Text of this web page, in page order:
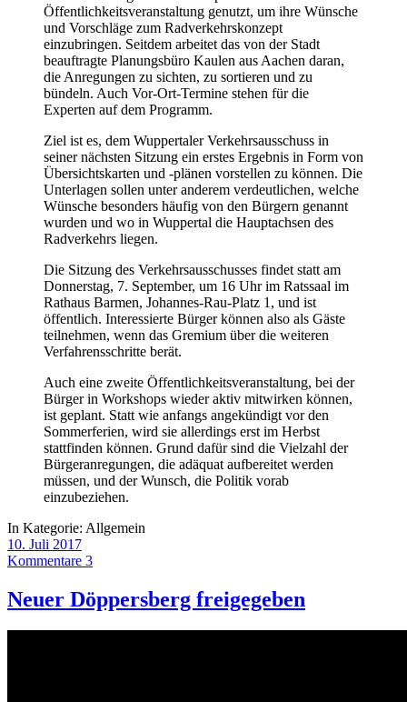
Öffentlichkeitsveranstaltung genutzt, um ihre Wünsche
und Vorschläge zum Radverkehrskonzept
einzubringen. Seitdem arbeitet das von der Stadt
beauftragte Planungsbüro Kaulen aus Aachen daran,
die Anregungen zu sichten, zu sortieren und zu
bündeln. Auch Vor-Ort-Termine stehen für die
Experten auf dem Programm.
Ziel ist es, dem Wuppertaler Verkehrsausschuss in
seiner nächsten Sitzung ein erstes Ergebnis in Form von
Übersichtskarten und -plänen vorstellen zu können. Die
Unterlagen sollen unter anderem verdeutlichen, welche
Wünsche besonders häufig von den Bürgern genannt
wurden und wo in Wuppertal die Hauptachsen des
Radverkehrs liegen.
Die Sitzung des Verkehrsausschusses findet statt am
Donnerstag, 7. September, um 16 Uhr im Ratssaal im
Rathaus Barmen, Johannes-Rau-Platz 1, und ist
öffentlich. Interessierte Bürger können also als Gäste
teilnehmen, wenn das Gremium über die weiteren
Verfahrensschritte berät.
Auch eine zweite Öffentlichkeitsveranstaltung, bei der
Bürger in Workshops wieder aktiv mitwirken können,
ist geplant. Statt wie anfangs angekündigt vor den
Sommerferien, wird sie allerdings erst im Herbst
stattfinden können. Grund dafür sind die Vielzahl der
Bürgeranregungen, die adäquat aufbereitet werden
müssen, und der Wunsch, die Politik vorab
einzubeziehen.
In Kategorie: Allgemein
10. Juli 2017
Kommentare 3
Neuer Döppersberg freigegeben